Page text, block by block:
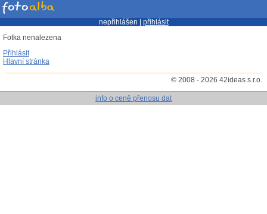
nepřihlášen | přihlásit
Fotka nenalezena
Přihlásit
Hlavní stránka
© 2008 - 2026 42ideas s.r.o.
info o ceně přenosu dat